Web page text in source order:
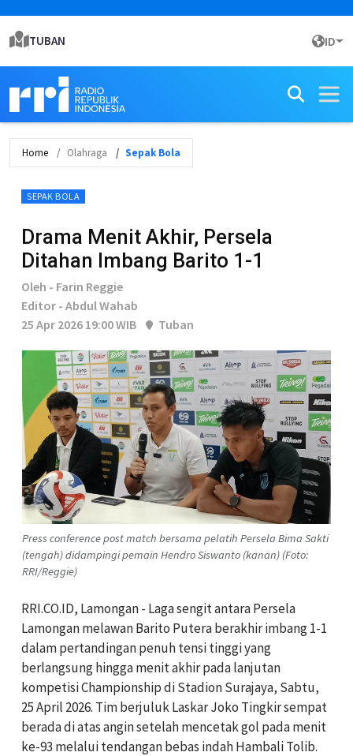
TUBAN ID
Home Olahraga Sepak Bola
SEPAK BOLA
Drama Menit Akhir, Persela
Ditahan Imbang Barito 1-1
Oleh - Farin Reggie
Editor - Abdul Wahab
25 Apr 2026 19:00 WIB
Tuban
Press conference post match bersama pelatih Persela Bima Sakti
(tengah) didampingi pemain Hendro Siswanto (kanan) (Foto:
RRI/Reggie)
RRI.CO.ID, Lamongan - Laga sengit antara Persela
Lamongan melawan Barito Putera berakhir imbang 1-1
dalam pertandingan penuh tensi tinggi yang
berlangsung hingga menit akhir pada lanjutan
kompetisi Championship di Stadion Surajaya, Sabtu,
25 April 2026. Tim berjuluk Laskar Joko Tingkir sempat
berada di atas angin setelah mencetak gol pada menit
ke-93 melalui tendangan bebas indah Hambali Tolib.